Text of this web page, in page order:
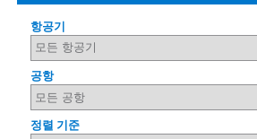
항공기
공항
정렬 기준